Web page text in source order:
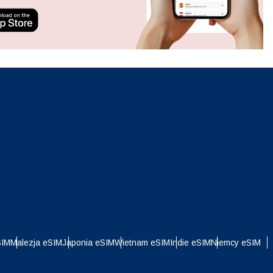
Malezja eSIMJaponia eSIMWietnam eSIMIndie eSIMNiemcy eSIM